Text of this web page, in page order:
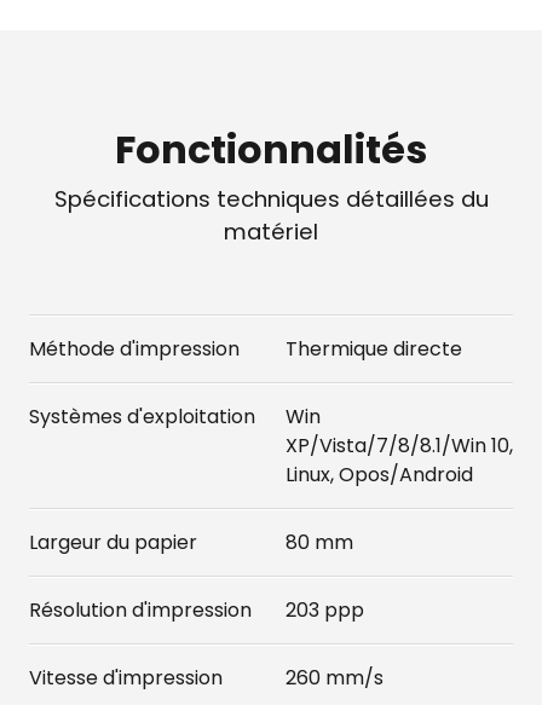
Fonctionnalités
Spécifications techniques détaillées du
matériel
Méthode d'impression Thermique directe
Systèmes d'exploitation
Win
XP/Vista/7/8/8.1/Win 10,
Linux, Opos/Android
Largeur du papier 80 mm
Résolution d'impression 203 ppp
Vitesse d'impression 260 mm/s